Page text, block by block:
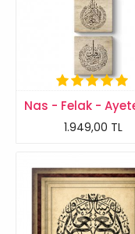
1.949,00 TL